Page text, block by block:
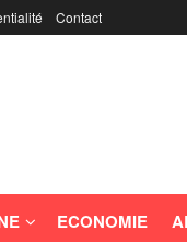
Contact
ECONOMIE